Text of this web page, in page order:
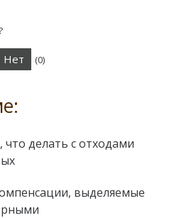
Нет (0)
делать с отходами
выделяемые